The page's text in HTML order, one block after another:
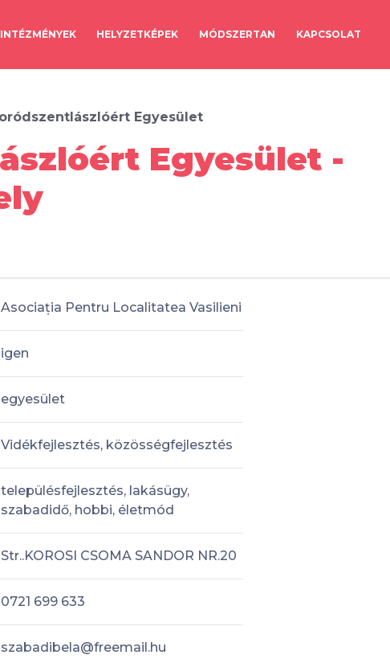
INTÉZMÉNYEK HELYZETKÉPEK MÓDSZERTAN KAPCSOLAT
Egyesület
Egyesület -
Asociația Pentru Localitatea Vasilieni
igen
egyesület
Vidékfejlesztés, közösségfejlesztés
településfejlesztés, lakásügy,
szabadidő, hobbi, életmód
Str..KOROSI CSOMA SANDOR NR.20
0721 699 633
szabadibela@freemail.hu